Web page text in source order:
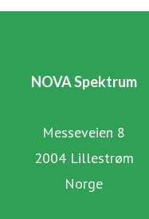
NOVA Spektrum
Messeveien 8
2004 Lillestrøm
Norge